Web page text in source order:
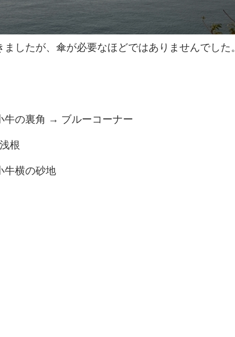
したが、傘が必要なほどではありませんでした。
牛の裏角 → ブルーコーナー
根
牛横の砂地